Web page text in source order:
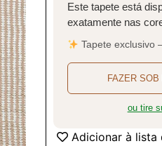
Este tapete está
exatamente nas
Tapete exclusivo
FAZER
ou tire
Adicionar à lista